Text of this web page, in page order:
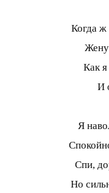
Когда ж
Как
И
Я
Спи,
Но